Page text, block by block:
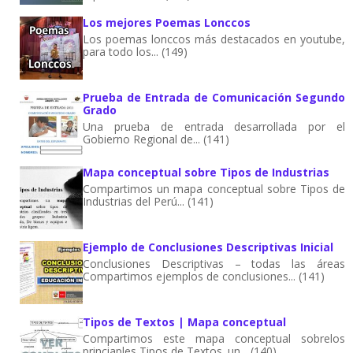
Los mejores Poemas Lonccos
Los poemas lonccos más destacados en youtube,
para todo los... (149)
Prueba de Entrada de Comunicación Segundo
Grado
Una prueba de entrada desarrollada por el
Gobierno Regional de... (141)
Mapa conceptual sobre Tipos de Industrias
Compartimos un mapa conceptual sobre Tipos de
Industrias del Perú... (141)
Ejemplo de Conclusiones Descriptivas Inicial
Conclusiones Descriptivas – todas las áreas
Compartimos ejemplos de conclusiones... (141)
Tipos de Textos | Mapa conceptual
Compartimos este mapa conceptual sobrelos